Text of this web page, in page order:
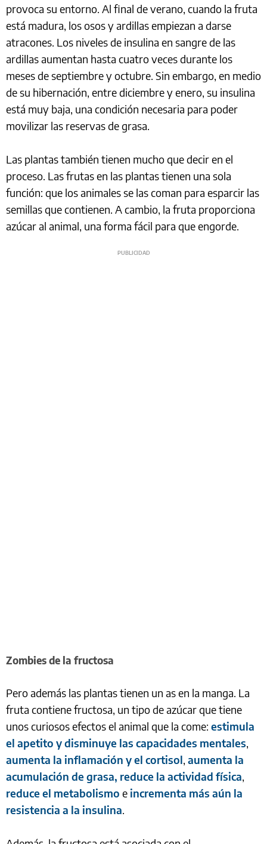
provoca su entorno. Al final de verano, cuando la fruta
está madura, los osos y ardillas empiezan a darse
atracones. Los niveles de insulina en sangre de las
ardillas aumentan hasta cuatro veces durante los
meses de septiembre y octubre. Sin embargo, en medio
de su hibernación, entre diciembre y enero, su insulina
está muy baja, una condición necesaria para poder
movilizar las reservas de grasa.
Las plantas también tienen mucho que decir en el
proceso. Las frutas en las plantas tienen una sola
función: que los animales se las coman para esparcir las
semillas que contienen. A cambio, la fruta proporciona
azúcar al animal, una forma fácil para que engorde.
Zombies de la fructosa
Pero además las plantas tienen un as en la manga. La
fruta contiene fructosa, un tipo de azúcar que tiene
unos curiosos efectos el animal que la come: estimula
el apetito y disminuye las capacidades mentales,
aumenta la inflamación y el cortisol, aumenta la
acumulación de grasa, reduce la actividad física,
reduce el metabolismo e incrementa más aún la
resistencia a la insulina.